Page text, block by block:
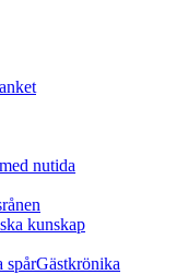
nutida
kunskap
spårGästkrönika